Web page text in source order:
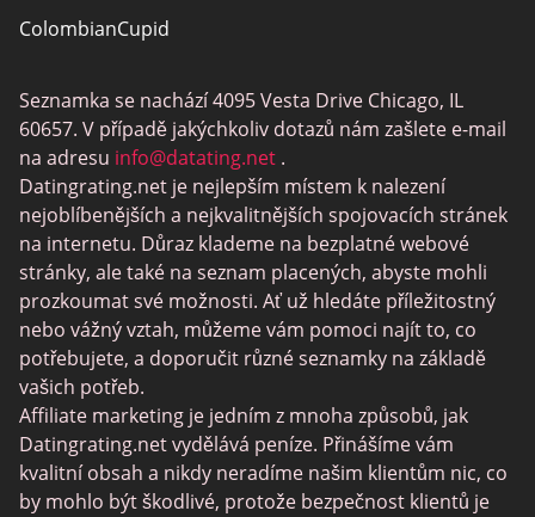
ColombianCupid
MeetMindful
Seznamka BDSM
BBPeopleMeet
Stránky Sugar Daddy
JPeopleMeet
Trans Seznamka
Senior Datování Lokalit
MyLOL
Gay Seznamka
Lesbické Seznamky
Seznamka se nachází 4095 Vesta Drive Chicago, IL
60657. V případě jakýchkoliv dotazů nám zašlete e-mail
na adresu info@datating.net .
Datingrating.net je nejlepším místem k nalezení
nejoblíbenějších a nejkvalitnějších spojovacích stránek
na internetu. Důraz klademe na bezplatné webové
stránky, ale také na seznam placených, abyste mohli
prozkoumat své možnosti. Ať už hledáte příležitostný
nebo vážný vztah, můžeme vám pomoci najít to, co
potřebujete, a doporučit různé seznamky na základě
vašich potřeb.
Affiliate marketing je jedním z mnoha způsobů, jak
Datingrating.net vydělává peníze. Přinášíme vám
kvalitní obsah a nikdy neradíme našim klientům nic, co
by mohlo být škodlivé, protože bezpečnost klientů je